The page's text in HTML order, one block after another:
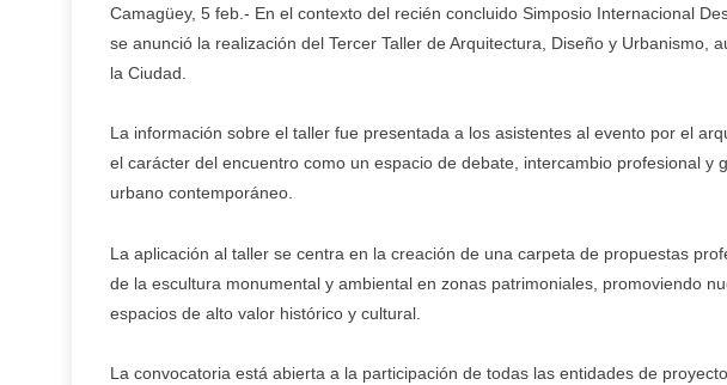
Camagüey, 5 feb.- En el contexto del recién concluido Simposio Internacional
se anunció la realización del Tercer Taller de Arquitectura, Diseño y Urbanismo,
la Ciudad.
La información sobre el taller fue presentada a los asistentes al evento por el
el carácter del encuentro como un espacio de debate, intercambio profesional y
urbano contemporáneo.
La aplicación al taller se centra en la creación de una carpeta de propuestas
de la escultura monumental y ambiental en zonas patrimoniales, promoviendo
espacios de alto valor histórico y cultural.
La convocatoria está abierta a la participación de todas las entidades de